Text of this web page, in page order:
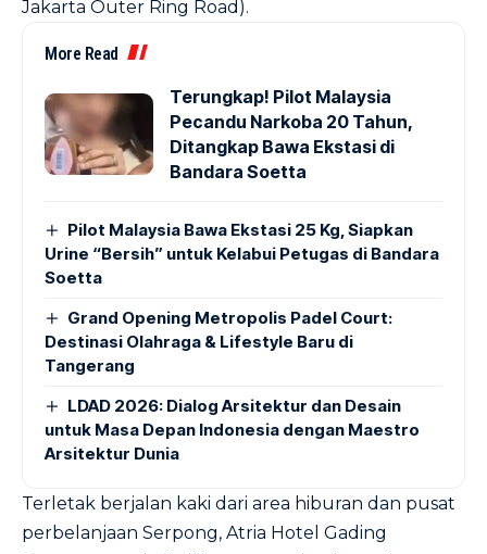
Jakarta Outer Ring Road).
More Read
Terungkap! Pilot Malaysia
Pecandu Narkoba 20 Tahun,
Ditangkap Bawa Ekstasi di
Bandara Soetta
Pilot Malaysia Bawa Ekstasi 25 Kg, Siapkan
Urine “Bersih” untuk Kelabui Petugas di Bandara
Soetta
Grand Opening Metropolis Padel Court:
Destinasi Olahraga & Lifestyle Baru di
Tangerang
LDAD 2026: Dialog Arsitektur dan Desain
untuk Masa Depan Indonesia dengan Maestro
Arsitektur Dunia
Terletak berjalan kaki dari area hiburan dan pusat
perbelanjaan Serpong, Atria Hotel Gading